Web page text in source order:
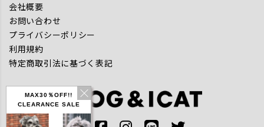
MAX30％OFF!!
CLEARANCE SALE
会社概要
お問い合わせ
プライバシーポリシー
利用規約
特定商取引法に基づく表記